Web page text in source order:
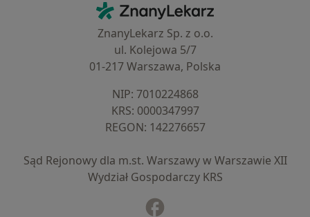
ZnanyLekarz - Strona główna
ZnanyLekarz Sp. z o.o.
ul. Kolejowa 5/7
01-217 Warszawa, Polska
NIP: ⁠7010224868
KRS: ⁠0000347997
REGON: ⁠142276657
Sąd Rejonowy dla m.st. Warszawy w Warszawie XII
Wydział Gospodarczy KRS